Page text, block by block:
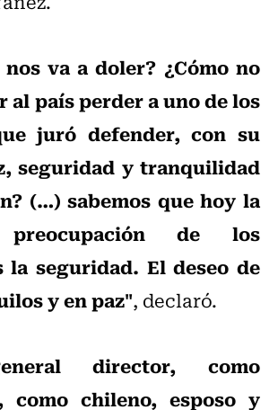
nos va a doler? ¿Cómo no
al país perder a uno de los
juró defender, con su
seguridad y tranquilidad
(…) sabemos que hoy la
de los
la seguridad. El deseo de
y en paz", declaró.
director, como
como chileno, esposo y